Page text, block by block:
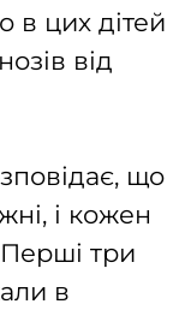
в цих дітей
від
що
і кожен
три
в